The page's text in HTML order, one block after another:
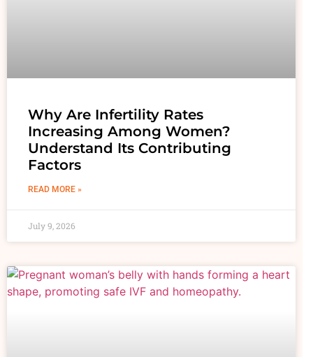
Why Are Infertility Rates
Increasing Among Women?
Understand Its Contributing
Factors
READ MORE »
July 9, 2026